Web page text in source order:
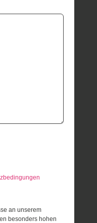
an unserem
besonders hohen